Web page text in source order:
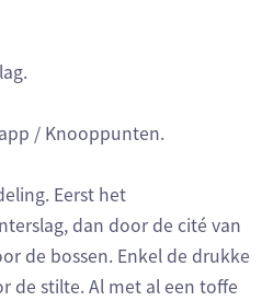
/ Knooppunten.
Eerst het
dan door de cité van
de bossen. Enkel de drukke
de stilte. Al met al een toffe